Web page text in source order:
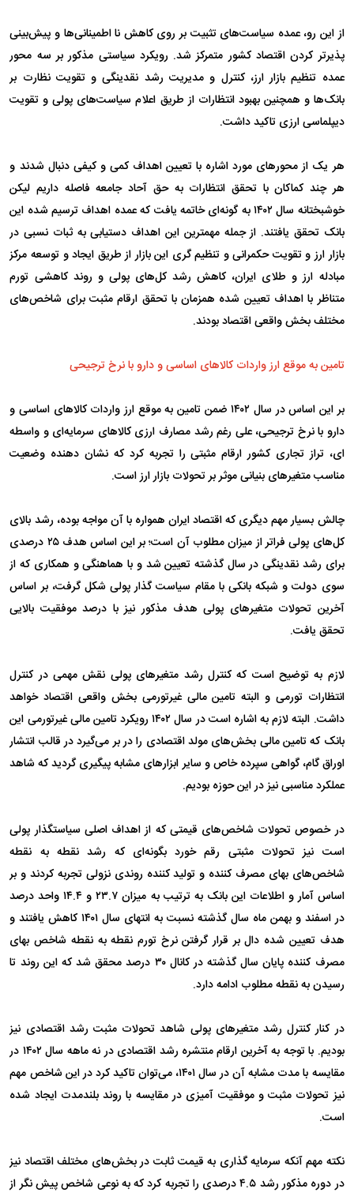
از این رو، عمده سیاست‌های تثبیت بر روی کاهش نا اطمینانی‌ها و پیش‌بینی
پذیرتر کردن اقتصاد کشور متمرکز شد. رویکرد سیاستی مذکور بر سه محور
عمده تنظیم بازار ارز، کنترل و مدیریت رشد نقدینگی و تقویت نظارت بر
بانک‌ها و همچنین بهبود انتظارات از طریق اعلام سیاست‌های پولی و تقویت
دیپلماسی ارزی تاکید داشت.
هر یک از محور‌های مورد اشاره با تعیین اهداف کمی و کیفی دنبال شدند و
هر چند کماکان با تحقق انتظارات به حق آحاد جامعه فاصله داریم لیکن
خوشبختانه سال ۱۴۰۲ به گونه‌ای خاتمه یافت که عمده اهداف ترسیم شده این
بانک تحقق یافتند. از جمله مهمترین این اهداف دستیابی به ثبات نسبی در
بازار ارز و تقویت حکمرانی و تنظیم گری این بازار از طریق ایجاد و توسعه مرکز
مبادله ارز و طلای ایران، کاهش رشد کل‌های پولی و روند کاهشی تورم
متناظر با اهداف تعیین شده همزمان با تحقق ارقام مثبت برای شاخص‌های
مختلف بخش واقعی اقتصاد بودند.
تامین به موقع ارز واردات کالا‌های اساسی و دارو با نرخ ترجیحی
بر این اساس در سال ۱۴۰۲ ضمن تامین به موقع ارز واردات کالا‌های اساسی و
دارو با نرخ ترجیحی، علی رغم رشد مصارف ارزی کالا‌های سرمایه‌ای و واسطه
ای، تراز تجاری کشور ارقام مثبتی را تجربه کرد که نشان دهنده وضعیت
مناسب متغیر‌های بنیانی موثر بر تحولات بازار ارز است.
چالش بسیار مهم دیگری که اقتصاد ایران همواره با آن مواجه بوده، رشد بالای
کل‌های پولی فراتر از میزان مطلوب آن است؛ بر این اساس هدف ۲۵ درصدی
برای رشد نقدینگی در سال گذشته تعیین شد و با هماهنگی و همکاری که از
سوی دولت و شبکه بانکی با مقام سیاست گذار پولی شکل گرفت، بر اساس
آخرین تحولات متغیر‌های پولی هدف مذکور نیز با درصد موفقیت بالایی
تحقق یافت.
لازم به توضیح است که کنترل رشد متغیر‌های پولی نقش مهمی در کنترل
انتظارات تورمی و البته تامین مالی غیرتورمی بخش واقعی اقتصاد خواهد
داشت. البته لازم به اشاره است در سال ۱۴۰۲ رویکرد تامین مالی غیرتورمی این
بانک که تامین مالی بخش‌های مولد اقتصادی را در بر می‌گیرد در قالب انتشار
اوراق گام، گواهی سپرده خاص و سایر ابزار‌های مشابه پیگیری گردید که شاهد
عملکرد مناسبی نیز در این حوزه بودیم.
در خصوص تحولات شاخص‌های قیمتی که از اهداف اصلی سیاستگذار پولی
است نیز تحولات مثبتی رقم خورد بگونه‌ای که رشد نقطه به نقطه
شاخص‌های بهای مصرف کننده و تولید کننده روندی نزولی تجربه کردند و بر
اساس آمار و اطلاعات این بانک به ترتیب به میزان ۲۳.۷ و ۱۴.۴ واحد درصد
در اسفند و بهمن ماه سال گذشته نسبت به انتهای سال ۱۴۰۱ کاهش یافتند و
هدف تعیین شده دال بر قرار گرفتن نرخ تورم نقطه به نقطه شاخص بهای
مصرف کننده پایان سال گذشته در کانال ۳۰ درصد محقق شد که این روند تا
رسیدن به نقطه مطلوب ادامه دارد.
در کنار کنترل رشد متغیر‌های پولی شاهد تحولات مثبت رشد اقتصادی نیز
بودیم. با توجه به آخرین ارقام منتشره رشد اقتصادی در نه ماهه سال ۱۴۰۲ در
مقایسه با مدت مشابه آن در سال ۱۴۰۱، می‌توان تاکید کرد در این شاخص مهم
نیز تحولات مثبت و موفقیت آمیزی در مقایسه با روند بلندمدت ایجاد شده
است.
نکته مهم آنکه سرمایه گذاری به قیمت ثابت در بخش‌های مختلف اقتصاد نیز
در دوره مذکور رشد ۴.۵ درصدی را تجربه کرد که به نوعی شاخص پیش نگر از